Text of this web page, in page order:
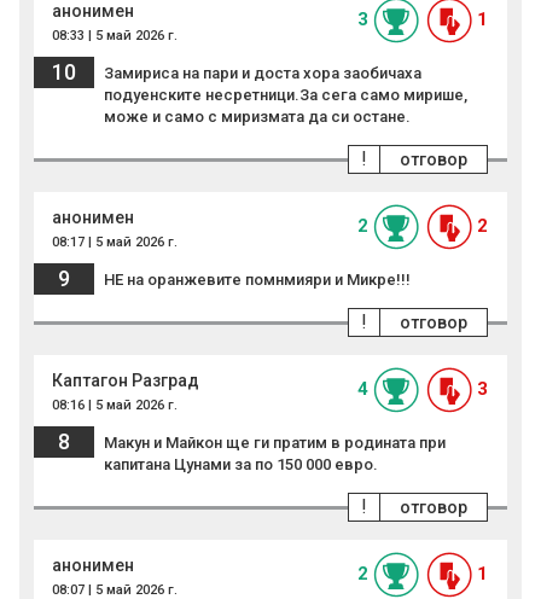
анонимен
08:33 | 5 май 2026 г.
3 1
10
Замириса на пари и доста хора заобичаха
подуенските несретници.За сега само мирише,
може и само с миризмата да си остане.
отговор
!
анонимен
08:17 | 5 май 2026 г.
2 2
9 НЕ на оранжевите помнмияри и Микре!!!
отговор
!
Каптагон Разград
08:16 | 5 май 2026 г.
4 3
8
Макун и Майкон ще ги пратим в родината при
капитана Цунами за по 150 000 евро.
отговор
!
анонимен
08:07 | 5 май 2026 г.
2 1